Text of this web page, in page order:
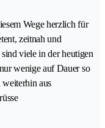
Wege herzlich für
zeitnah und
viele in der heutigen
wenige auf Dauer so
weiterhin aus